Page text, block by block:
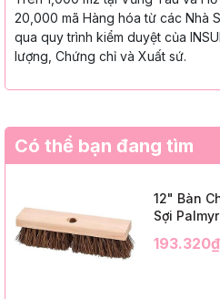
20,000 mã Hàng hóa từ các Nhà
qua quy trình kiểm duyệt của
lượng, Chứng chỉ và Xuất sứ.
Có thể bạn đang tìm
12" Bàn
Sợi
Trim)
193.320₫